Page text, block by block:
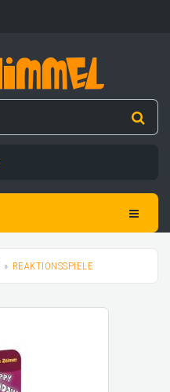
REAKTIONSSPIELE